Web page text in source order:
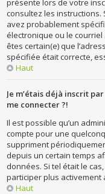
présente lors de votre
consultez les instructions.
avez probablement
électronique ou le
êtes certain(e) que
spécifiée était correcte,
Haut
Je m’étais déjà inscrit
me connecter ?!
Il est possible qu’un
compte pour une
suppriment
depuis un certain temps
données. Si tel était le
participer plus activement
Haut